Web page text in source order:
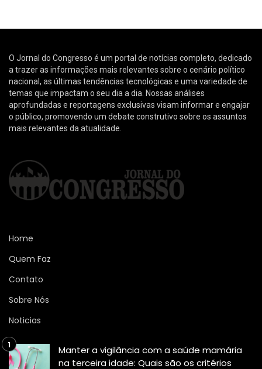
O Jornal do Congresso é um portal de notícias completo, dedicado
a trazer as informações mais relevantes sobre o cenário político
nacional, as últimas tendências tecnológicas e uma variedade de
temas que impactam o seu dia a dia. Nossas análises
aprofundadas e reportagens exclusivas visam informar e engajar
o público, promovendo um debate construtivo sobre os assuntos
mais relevantes da atualidade.
Home
Quem Faz
Contato
Sobre Nós
Noticias
Manter a vigilância com a saúde mamária
na terceira idade: Quais são os critérios